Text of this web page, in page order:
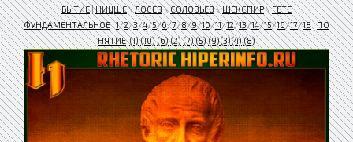
БЫТИЕ|НИЦШЕ\ЛОСЕВ\СОЛОВЬЕВ\ШЕКСПИР\ГЕТЕ
ФУНДАМЕНТАЛЬНОЕ|1/2/3/4/5/6/7/8/9/10/11/12/13/14/15/16/17/18|ПО
НЯТИЕ (1)(10)(6)(2)(7) (5)(9)(3)(4)(8)